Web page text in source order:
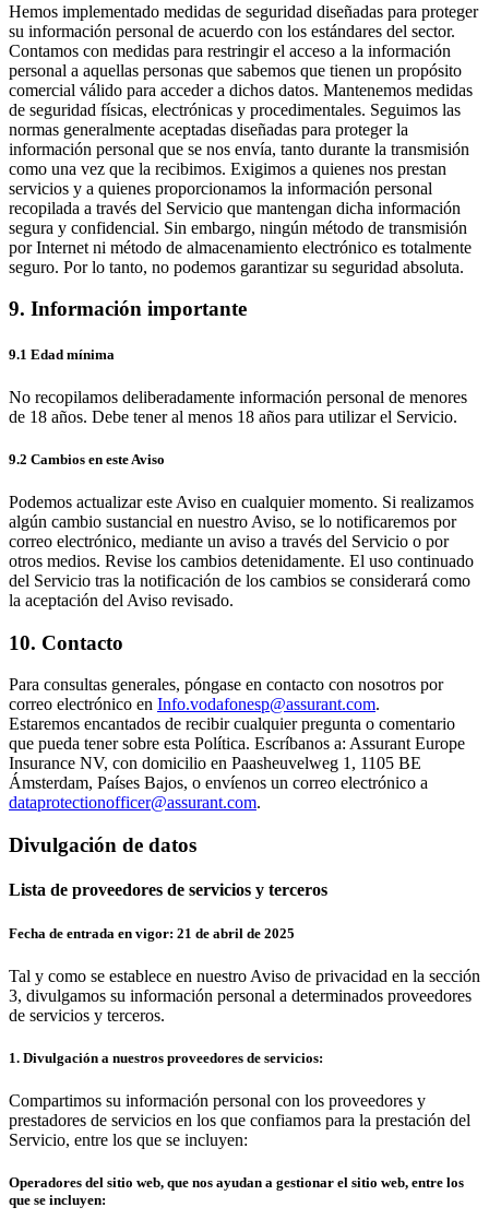
Hemos implementado medidas de seguridad diseñadas para proteger
su información personal de acuerdo con los estándares del sector.
Contamos con medidas para restringir el acceso a la información
personal a aquellas personas que sabemos que tienen un propósito
comercial válido para acceder a dichos datos. Mantenemos medidas
de seguridad físicas, electrónicas y procedimentales. Seguimos las
normas generalmente aceptadas diseñadas para proteger la
información personal que se nos envía, tanto durante la transmisión
como una vez que la recibimos. Exigimos a quienes nos prestan
servicios y a quienes proporcionamos la información personal
recopilada a través del Servicio que mantengan dicha información
segura y confidencial. Sin embargo, ningún método de transmisión
por Internet ni método de almacenamiento electrónico es totalmente
seguro. Por lo tanto, no podemos garantizar su seguridad absoluta.
9. Información importante
9.1 Edad mínima
No recopilamos deliberadamente información personal de menores
de 18 años. Debe tener al menos 18 años para utilizar el Servicio.
9.2 Cambios en este Aviso
Podemos actualizar este Aviso en cualquier momento. Si realizamos
algún cambio sustancial en nuestro Aviso, se lo notificaremos por
correo electrónico, mediante un aviso a través del Servicio o por
otros medios. Revise los cambios detenidamente. El uso continuado
del Servicio tras la notificación de los cambios se considerará como
la aceptación del Aviso revisado.
10. Contacto
Para consultas generales, póngase en contacto con nosotros por
correo electrónico en Info.vodafonesp@assurant.com.
Estaremos encantados de recibir cualquier pregunta o comentario
que pueda tener sobre esta Política. Escríbanos a: Assurant Europe
Insurance NV, con domicilio en Paasheuvelweg 1, 1105 BE
Ámsterdam, Países Bajos, o envíenos un correo electrónico a
dataprotectionofficer@assurant.com.
Divulgación de datos
Lista de proveedores de servicios y terceros
Fecha de entrada en vigor: 21 de abril de 2025
Tal y como se establece en nuestro Aviso de privacidad en la sección
3, divulgamos su información personal a determinados proveedores
de servicios y terceros.
1. Divulgación a nuestros proveedores de servicios:
Compartimos su información personal con los proveedores y
prestadores de servicios en los que confiamos para la prestación del
Servicio, entre los que se incluyen:
Operadores del sitio web, que nos ayudan a gestionar el sitio web, entre los
que se incluyen: